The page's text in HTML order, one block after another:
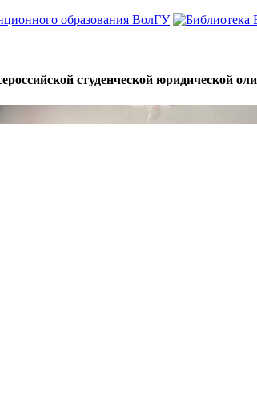
образования ВолГУ
студенческой юридической